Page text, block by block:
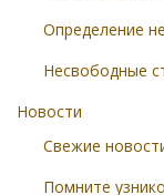
Определение
Несвободные
Новости
Свежие
Помните